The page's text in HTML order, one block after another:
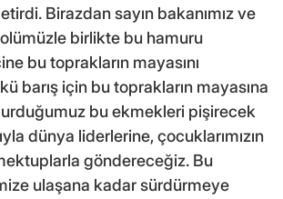
Birazdan sayın bakanımız ve
birlikte bu hamuru
bu toprakların mayasını
barış için bu toprakların mayasına
bu ekmekleri pişirecek
dünya liderlerine, çocuklarımızın
göndereceğiz. Bu
ulaşana kadar sürdürmeye